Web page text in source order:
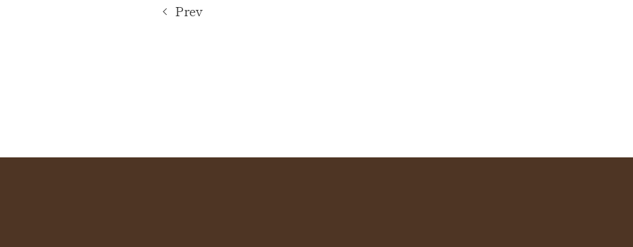
Prev